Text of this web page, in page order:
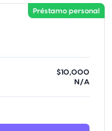
Préstamo personal
$10,000
N/A